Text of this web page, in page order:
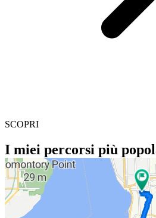
SCOPRI
I miei percorsi più